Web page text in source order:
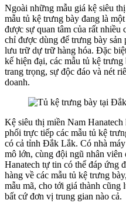
Ngoài những mẫu giá kệ siêu
mẫu tủ kệ trưng bày đang là
được sự quan tâm của rất
chỉ được dùng để trưng bày sản
lưu trữ dự trữ hàng hóa. Đặc
kế hiện đại, các mẫu tủ kệ
trang trọng, sự độc đáo và nét
doanh.
Kệ siêu thị miền Nam Hanatech
phối trực tiếp các mẫu tủ kệ
có cả tỉnh Đắk Lắk. Có nhà
mô lớn, cùng đội ngũ nhân
Hanatech tự tin có thể đáp ứng
hàng về các mẫu tủ kệ trưng
mẫu mã, cho tới giá thành cũng
bất cứ đơn vị trung gian nào cả.